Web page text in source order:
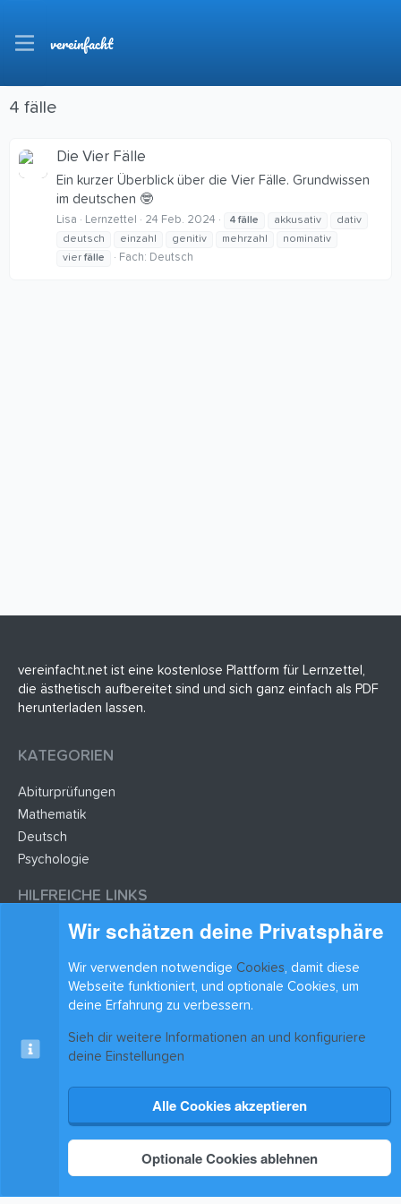
vereinfacht
4 fälle
Die Vier Fälle
Ein kurzer Überblick über die Vier Fälle. Grundwissen
im deutschen 🤓
Lisa Lernzettel 24 Feb. 2024 4 fälle akkusativ
dativ
deutsch
einzahl genitiv mehrzahl
nominativ
vierfälle Fach: Deutsch
vereinfacht.net ist eine kostenlose Plattform für Lernzettel,
die ästhetisch aufbereitet sind und sich ganz einfach als PDF
herunterladen lassen.
KATEGORIEN
Abiturprüfungen
Mathematik
Deutsch
Psychologie
HILFREICHE LINKS
Lernzettel hochladen
BLEIB AUF DEM LAUFENDEN
xenAwsome-GradientHeader
Kontakt
Nutzungsbedingungen
Datenschutz Hilfe & Support Start
Community platform by XenForo
Theming with
Wir schätzen deine Privatsphäre
Wir verwenden notwendige Cookies, damit diese
Webseite funktioniert, und optionale Cookies, um
deine Erfahrung zu verbessern.
Sieh dir weitere Informationen an und konfiguriere
deine Einstellungen
Alle Cookies akzeptieren
Optionale Cookies ablehnen